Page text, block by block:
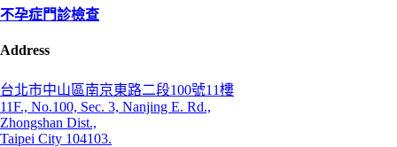
不孕症門診檢查
Address
台北市中山區南京東路二段100號11樓
11F., No.100, Sec. 3, Nanjing E. Rd.,
Zhongshan Dist.,
Taipei City 104103.